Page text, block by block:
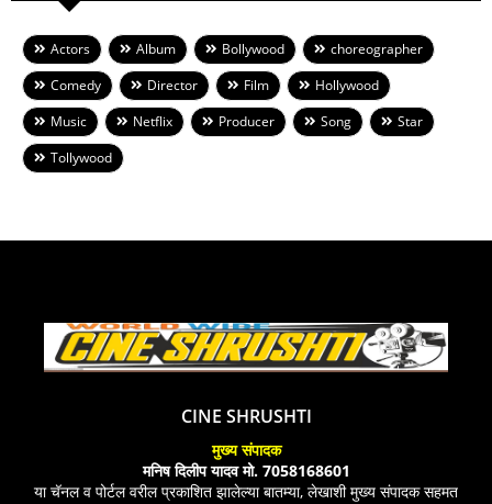
Actors Album Bollywood
choreographer
Comedy
Director Film
Hollywood
Music
Netflix Producer Song
Star
Tollywood
CINE SHRUSHTI
मुख्य संपादक
मनिष दिलीप यादव मो. 7058168601
या चॅनल व पोर्टल वरील प्रकाशित झालेल्या बातम्या, लेखाशी मुख्य संपादक सहमत